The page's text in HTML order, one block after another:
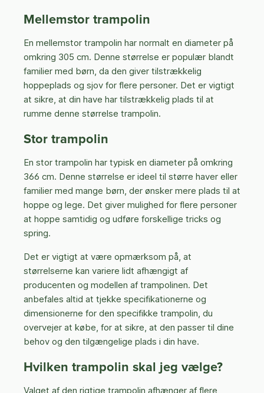
Mellemstor trampolin
En mellemstor trampolin har normalt en diameter på
omkring 305 cm. Denne størrelse er populær blandt
familier med børn, da den giver tilstrækkelig
hoppeplads og sjov for flere personer. Det er vigtigt
at sikre, at din have har tilstrækkelig plads til at
rumme denne størrelse trampolin.
Stor trampolin
En stor trampolin har typisk en diameter på omkring
366 cm. Denne størrelse er ideel til større haver eller
familier med mange børn, der ønsker mere plads til at
hoppe og lege. Det giver mulighed for flere personer
at hoppe samtidig og udføre forskellige tricks og
spring.
Det er vigtigt at være opmærksom på, at
størrelserne kan variere lidt afhængigt af
producenten og modellen af trampolinen. Det
anbefales altid at tjekke specifikationerne og
dimensionerne for den specifikke trampolin, du
overvejer at købe, for at sikre, at den passer til dine
behov og den tilgængelige plads i din have.
Hvilken trampolin skal jeg vælge?
Valget af den rigtige trampolin afhænger af flere